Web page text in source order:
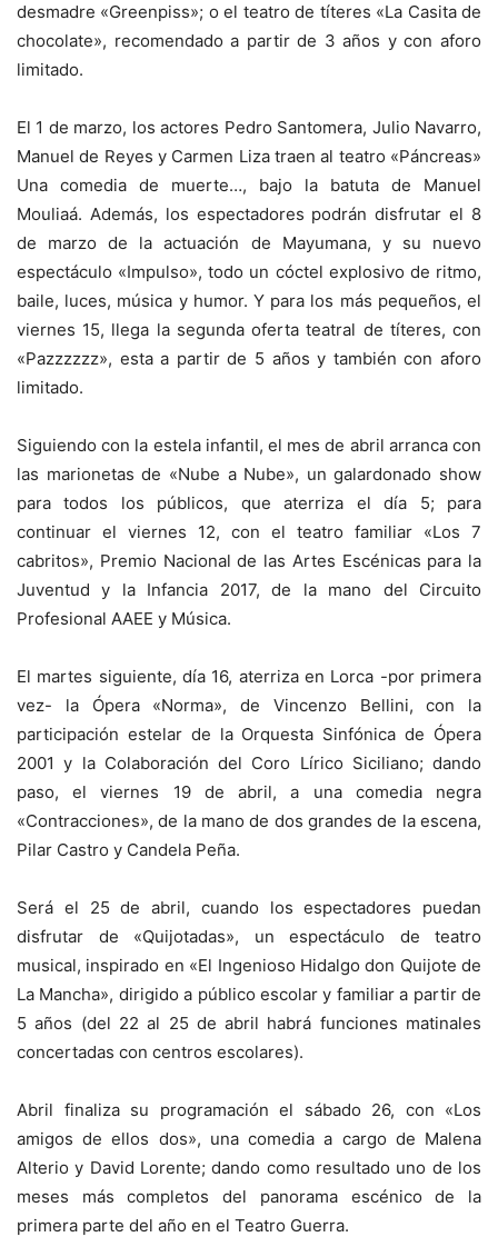
desmadre «Greenpiss»; o el teatro de títeres «La Casita de
chocolate», recomendado a partir de 3 años y con aforo
limitado.
El 1 de marzo, los actores Pedro Santomera, Julio Navarro,
Manuel de Reyes y Carmen Liza traen al teatro «Páncreas»
Una comedia de muerte…, bajo la batuta de Manuel
Mouliaá. Además, los espectadores podrán disfrutar el 8
de marzo de la actuación de Mayumana, y su nuevo
espectáculo «Impulso», todo un cóctel explosivo de ritmo,
baile, luces, música y humor. Y para los más pequeños, el
viernes 15, llega la segunda oferta teatral de títeres, con
«Pazzzzzz», esta a partir de 5 años y también con aforo
limitado.
Siguiendo con la estela infantil, el mes de abril arranca con
las marionetas de «Nube a Nube», un galardonado show
para todos los públicos, que aterriza el día 5; para
continuar el viernes 12, con el teatro familiar «Los 7
cabritos», Premio Nacional de las Artes Escénicas para la
Juventud y la Infancia 2017, de la mano del Circuito
Profesional AAEE y Música.
El martes siguiente, día 16, aterriza en Lorca -por primera
vez- la Ópera «Norma», de Vincenzo Bellini, con la
participación estelar de la Orquesta Sinfónica de Ópera
2001 y la Colaboración del Coro Lírico Siciliano; dando
paso, el viernes 19 de abril, a una comedia negra
«Contracciones», de la mano de dos grandes de la escena,
Pilar Castro y Candela Peña.
Será el 25 de abril, cuando los espectadores puedan
disfrutar de «Quijotadas», un espectáculo de teatro
musical, inspirado en «El Ingenioso Hidalgo don Quijote de
La Mancha», dirigido a público escolar y familiar a partir de
5 años (del 22 al 25 de abril habrá funciones matinales
concertadas con centros escolares).
Abril finaliza su programación el sábado 26, con «Los
amigos de ellos dos», una comedia a cargo de Malena
Alterio y David Lorente; dando como resultado uno de los
meses más completos del panorama escénico de la
primera parte del año en el Teatro Guerra.